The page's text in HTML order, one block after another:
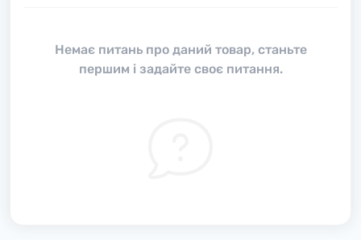
Немає питань про даний товар, станьте
першим і задайте своє питання.